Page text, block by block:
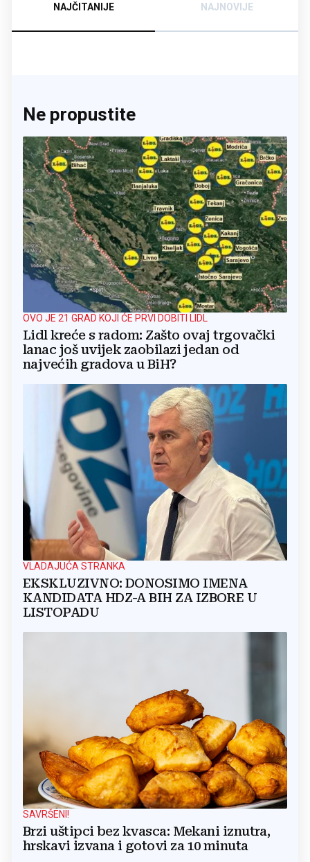
NAJČITANIJE NAJNOVIJE
Ne propustite
OVO JE 21 GRAD KOJI ĆE PRVI DOBITI LIDL
Lidl kreće s radom: Zašto ovaj trgovački
lanac još uvijek zaobilazi jedan od
najvećih gradova u BiH?
VLADAJUĆA STRANKA
EKSKLUZIVNO: DONOSIMO IMENA
KANDIDATA HDZ-A BIH ZA IZBORE U
LISTOPADU
SAVRŠENI!
Brzi uštipci bez kvasca: Mekani iznutra,
hrskavi izvana i gotovi za 10 minuta